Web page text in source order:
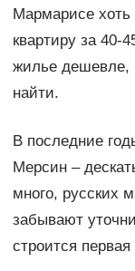
Мармарисе хоть
квартиру за 40-
жилье дешевле,
найти.
В последние
Мерсин –
много, русских
забывают
строится